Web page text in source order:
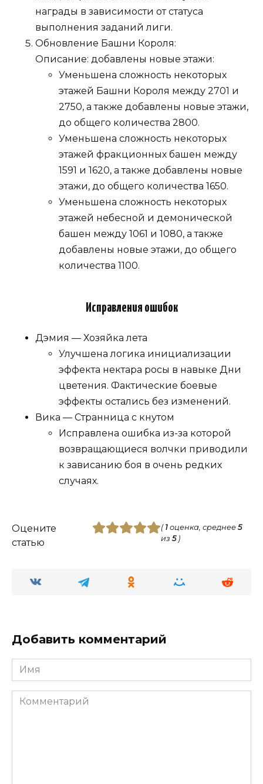
награды в зависимости от статуса
выполнения заданий лиги.
Обновление Башни Короля:
Описание: добавлены новые этажи:
Уменьшена сложность некоторых
этажей Башни Короля между 2701 и
2750, а также добавлены новые этажи,
до общего количества 2800.
Уменьшена сложность некоторых
этажей фракционных башен между
1591 и 1620, а также добавлены новые
этажи, до общего количества 1650.
Уменьшена сложность некоторых
этажей небесной и демонической
башен между 1061 и 1080, а также
добавлены новые этажи, до общего
количества 1100.
Исправления ошибок
Дэмия — Хозяйка лета
Улучшена логика инициализации
эффекта нектара росы в навыке Дни
цветения. Фактические боевые
эффекты остались без изменений.
Вика — Странница с кнутом
Исправлена ошибка из-за которой
возвращающиеся волчки приводили
к зависанию боя в очень редких
случаях.
Оцените
статью
( 1оценка, среднее 5
из 5)
Добавить комментарий
Имя
Комментарий